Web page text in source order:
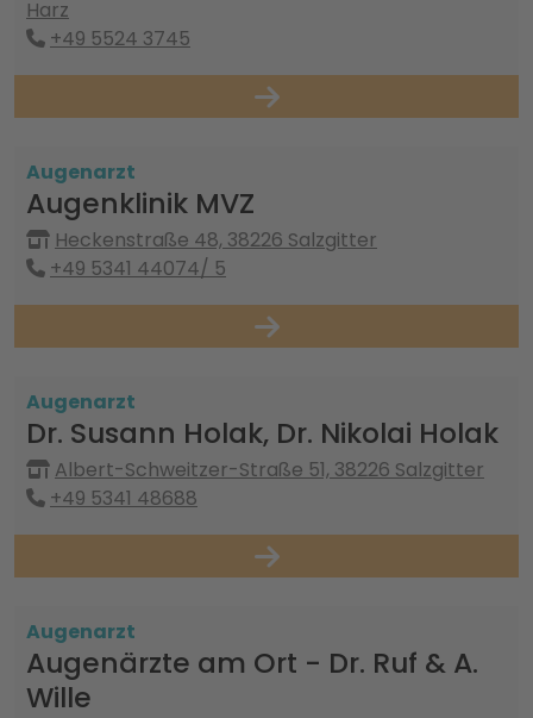
Harz
+49 5524 3745
Augenarzt
Augenklinik MVZ
Heckenstraße 48, 38226 Salzgitter
+49 5341 44074/ 5
Augenarzt
Dr. Susann Holak, Dr. Nikolai Holak
Albert-Schweitzer-Straße 51, 38226 Salzgitter
+49 5341 48688
Augenarzt
Augenärzte am Ort - Dr. Ruf & A.
Wille